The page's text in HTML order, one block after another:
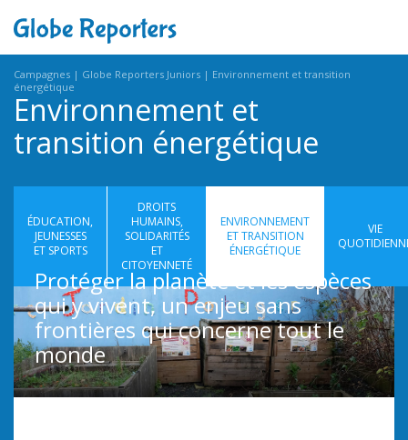
Campagnes Globe Reporters Juniors
Environnement et transition
énergétique
Environnement et
transition énergétique
ÉDUCATION,
JEUNESSES
ET SPORTS
DROITS
HUMAINS,
SOLIDARITÉS
ET
CITOYENNETÉ
ENVIRONNEMENT
ET TRANSITION
ÉNERGÉTIQUE
VIE
Protéger la planète et les espèces
qui y vivent, un enjeu sans
frontières qui concerne tout le
monde